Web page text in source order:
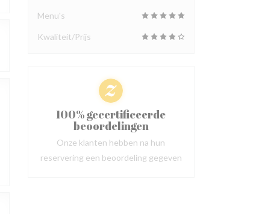
Menu's
Kwaliteit/Prijs
100% gecertificeerde
beoordelingen
Onze klanten hebben na hun
reservering een beoordeling gegeven